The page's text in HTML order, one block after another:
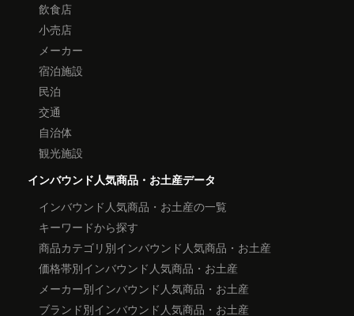
飲食店
小売店
メーカー
宿泊施設
民泊
交通
自治体
観光施設
インバウンド人気商品・お土産データ
インバウンド人気商品・お土産の一覧
キーワードから探す
商品カテゴリ別インバウンド人気商品・お土産
価格帯別インバウンド人気商品・お土産
メーカー別インバウンド人気商品・お土産
ブランド別インバウンド人気商品・お土産